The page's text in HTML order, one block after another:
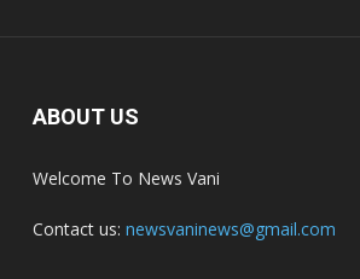
ABOUT US
Welcome To News Vani
Contact us: newsvaninews@gmail.com